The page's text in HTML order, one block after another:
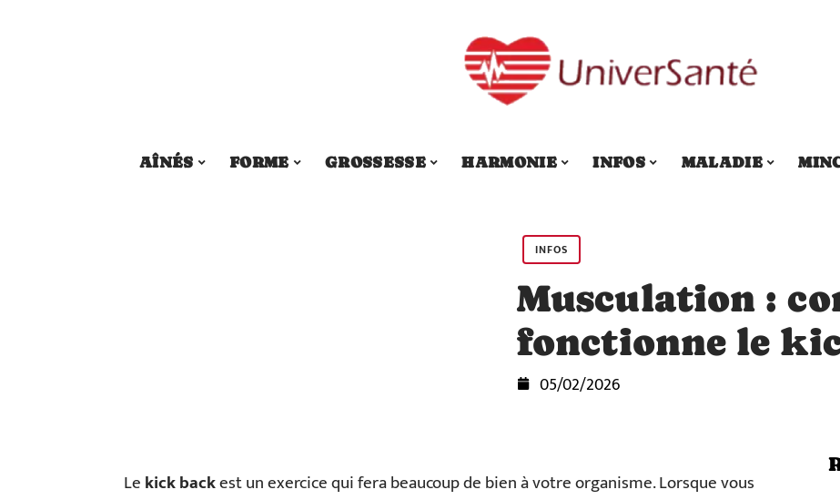
AÎNÉS FORME GROSSESSE HARMONIE INFOS MALADIE
INFOS
Musculation :
fonctionne le
05/02/2026
Lekick backest un exercice qui fera beaucoup de bien à votre organisme. Lorsque vous